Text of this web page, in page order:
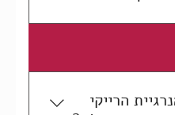
להפעיל את היכולת
מודעת, ממוקדת
הרבה יותר. זו יכולת
מסתורית, אות פלא",
נגזרת מהסינית
(霊): המרכיב הראשון, Rei
והחשובות ביותר של
עדינות המגע:
נעשה עם מגע,
הרייקי